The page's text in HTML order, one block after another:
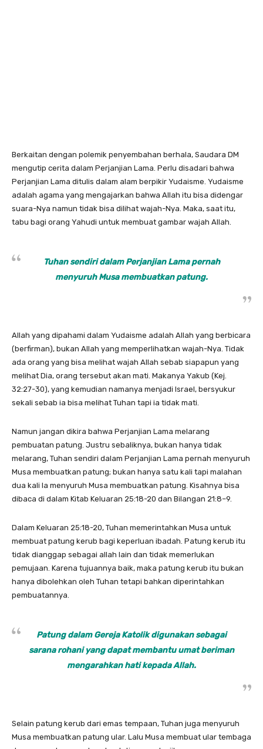
Berkaitan dengan polemik penyembahan berhala, Saudara DM
mengutip cerita dalam Perjanjian Lama. Perlu disadari bahwa
Perjanjian Lama ditulis dalam alam berpikir Yudaisme. Yudaisme
adalah agama yang mengajarkan bahwa Allah itu bisa didengar
suara-Nya namun tidak bisa dilihat wajah-Nya. Maka, saat itu,
tabu bagi orang Yahudi untuk membuat gambar wajah Allah.
Tuhan sendiri dalam Perjanjian Lama pernah
menyuruh Musa membuatkan patung.
Allah yang dipahami dalam Yudaisme adalah Allah yang berbicara
(berfirman), bukan Allah yang memperlihatkan wajah-Nya. Tidak
ada orang yang bisa melihat wajah Allah sebab siapapun yang
melihat Dia, orang tersebut akan mati. Makanya Yakub (Kej.
32:27-30), yang kemudian namanya menjadi Israel, bersyukur
sekali sebab ia bisa melihat Tuhan tapi ia tidak mati.
Namun jangan dikira bahwa Perjanjian Lama melarang
pembuatan patung. Justru sebaliknya, bukan hanya tidak
melarang, Tuhan sendiri dalam Perjanjian Lama pernah menyuruh
Musa membuatkan patung; bukan hanya satu kali tapi malahan
dua kali Ia menyuruh Musa membuatkan patung. Kisahnya bisa
dibaca di dalam Kitab Keluaran 25:18-20 dan Bilangan 21:8–9.
Dalam Keluaran 25:18-20, Tuhan memerintahkan Musa untuk
membuat patung kerub bagi keperluan ibadah. Patung kerub itu
tidak dianggap sebagai allah lain dan tidak memerlukan
pemujaan. Karena tujuannya baik, maka patung kerub itu bukan
hanya dibolehkan oleh Tuhan tetapi bahkan diperintahkan
pembuatannya.
Patung dalam Gereja Katolik digunakan sebagai
sarana rohani yang dapat membantu umat beriman
mengarahkan hati kepada Allah.
Selain patung kerub dari emas tempaan, Tuhan juga menyuruh
Musa membuatkan patung ular. Lalu Musa membuat ular tembaga